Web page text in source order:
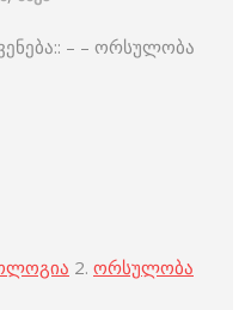
– – ორსულობა
2. ორსულობა